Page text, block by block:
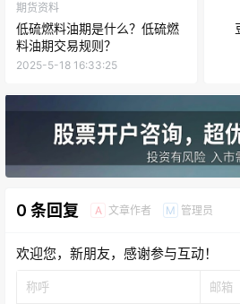
期货资料
低硫燃料油期是什么？低硫燃
料油期交易规则？
2025-5-18 16:33:25
0 条回复 A 文章作者 M 管理员
欢迎您，新朋友，感谢参与互动！